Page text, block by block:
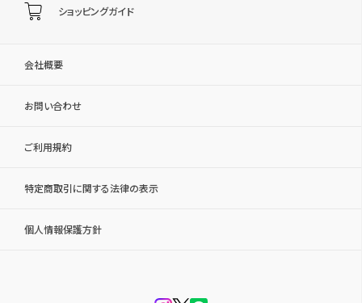
会社概要
お問い合わせ
ご利用規約
特定商取引に関する法律の表示
個人情報保護方針
ショッピングガイド